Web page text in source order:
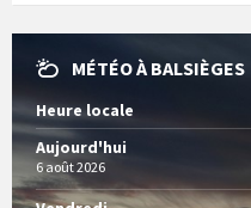
MÉTÉO À BALSIÈGES
Heure locale
Aujourd'hui
6 août 2026